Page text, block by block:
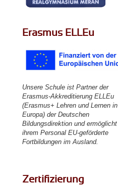
Erasmus ELLEu
Unsere Schule ist Partner der
Erasmus-Akkreditierung ELLEu
(Erasmus+ Lehren und Lernen in
Europa) der Deutschen
Bildungsdirektion und ermöglicht
ihrem Personal EU-geförderte
Fortbildungen im Ausland.
Zertifizierung